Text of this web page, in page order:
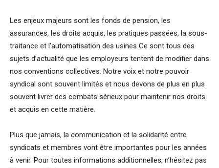
Les enjeux majeurs sont les fonds de pension, les
assurances, les droits acquis, les pratiques passées, la sous-
traitance et l’automatisation des usines Ce sont tous des
sujets d’actualité que les employeurs tentent de modifier dans
nos conventions collectives. Notre voix et notre pouvoir
syndical sont souvent limités et nous devons de plus en plus
souvent livrer des combats sérieux pour maintenir nos droits
et acquis en cette matière.
Plus que jamais, la communication et la solidarité entre
syndicats et membres vont être importantes pour les années
à venir. Pour toutes informations additionnelles, n’hésitez pas